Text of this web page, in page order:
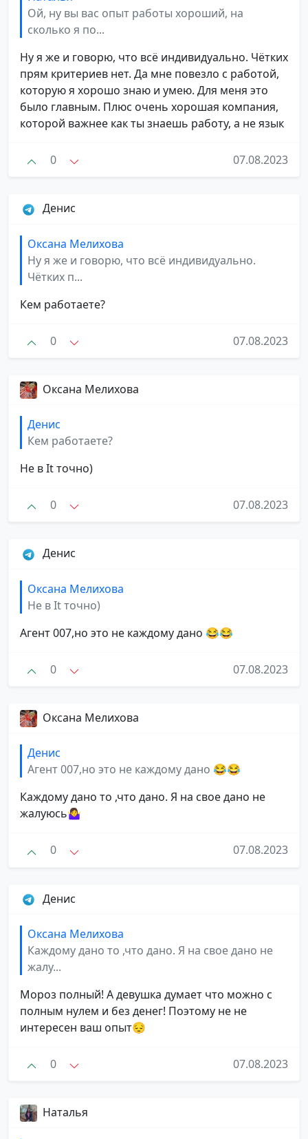
Ой, ну вы вас опыт работы хороший, на
сколько я по...
Ну я же и говорю, что всё индивидуально. Чётких
прям критериев нет. Да мне повезло с работой,
которую я хорошо знаю и умею. Для меня это
было главным. Плюс очень хорошая компания,
которой важнее как ты знаешь работу, а не язык
0 07.08.2023
Денис
Оксана Мелихова
Ну я же и говорю, что всё индивидуально.
Чётких п...
Кем работаете?
0 07.08.2023
Оксана Мелихова
Денис
Кем работаете?
Не в It точно)
0 07.08.2023
Денис
Оксана Мелихова
Не в It точно)
Агент 007,но это не каждому дано 😂😂
0 07.08.2023
Оксана Мелихова
Денис
Агент 007,но это не каждому дано 😂😂
Каждому дано то ,что дано. Я на свое дано не
жалуюсь🤷‍♀️
0 07.08.2023
Денис
Оксана Мелихова
Каждому дано то ,что дано. Я на свое дано не
жалу...
Мороз полный! А девушка думает что можно с
полным нулем и без денег! Поэтому не не
интересен ваш опыт😔
0 07.08.2023
Наталья